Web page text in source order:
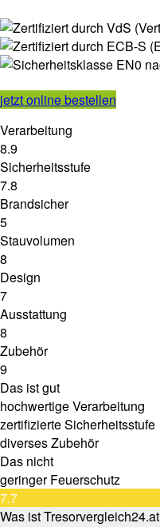
jetzt online bestellen
Verarbeitung
8.9
Sicherheitsstufe
7.8
Brandsicher
5
Stauvolumen
8
Design
7
Ausstattung
8
Zubehör
9
Das ist gut
hochwertige Verarbeitung
zertifizierte Sicherheitsstufe
diverses Zubehör
Das nicht
geringer Feuerschutz
7.7
Was ist Tresorvergleich24.at